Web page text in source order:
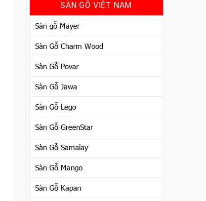
SÀN GỖ VIỆT NAM
Sàn gỗ Mayer
Sàn Gỗ Charm Wood
Sàn Gỗ Povar
Sàn Gỗ Jawa
Sàn Gỗ Lego
Sàn Gỗ GreenStar
Sàn Gỗ Samalay
Sàn Gỗ Mango
Sàn Gỗ Kapan